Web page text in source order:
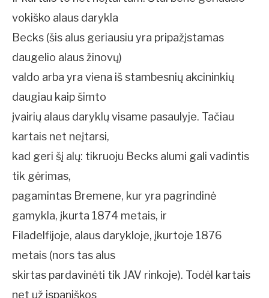
vokiško alaus darykla
Becks (šis alus geriausiu yra pripažįstamas
daugelio alaus žinovų)
valdo arba yra viena iš stambesnių akcininkių
daugiau kaip šimto
įvairių alaus daryklų visame pasaulyje. Tačiau
kartais net neįtarsi,
kad geri šį alų: tikruoju Becks alumi gali vadintis
tik gėrimas,
pagamintas Bremene, kur yra pagrindinė
gamykla, įkurta 1874 metais, ir
Filadelfijoje, alaus darykloje, įkurtoje 1876
metais (nors tas alus
skirtas pardavinėti tik JAV rinkoje). Todėl kartais
net už ispaniškos